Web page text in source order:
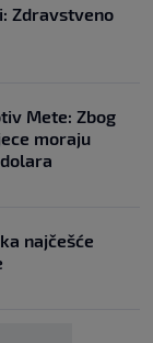
Zdravstveno
Mete: Zbog
moraju
najčešće